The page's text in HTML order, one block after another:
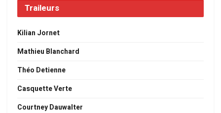
Traileurs
Kilian Jornet
Mathieu Blanchard
Théo Detienne
Casquette Verte
Courtney Dauwalter